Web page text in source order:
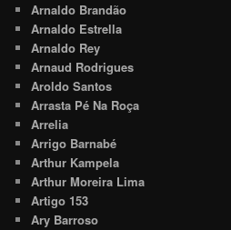
Arnaldo Brandão
Arnaldo Estrella
Arnaldo Rey
Arnaud Rodrigues
Aroldo Santos
Arrasta Pé Na Roça
Arrelia
Arrigo Barnabé
Arthur Kampela
Arthur Moreira Lima
Artigo 153
Ary Barroso